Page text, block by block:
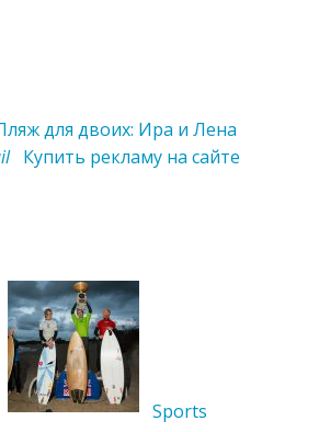
для двоих: Ира и Лена
Купить рекламу на сайте
Sports